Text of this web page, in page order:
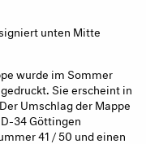
unten Mitte
wurde im Sommer
Sie erscheint in
Umschlag der Mappe
34 Göttingen
41 / 50 und einen